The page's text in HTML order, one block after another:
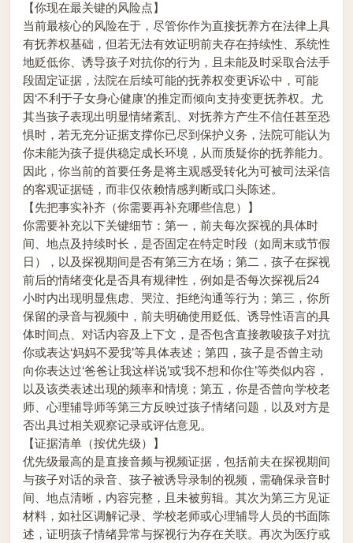
【你现在最关键的风险点】
当前最核心的风险在于，尽管你作为直接抚养方在法律上具
有抚养权基础，但若无法有效证明前夫存在持续性、系统性
地贬低你、诱导孩子对抗你的行为，且未能及时采取合法手
段固定证据，法院在后续可能的抚养权变更诉讼中，可能
因‘不利于子女身心健康’的推定而倾向支持变更抚养权。尤
其当孩子表现出明显情绪紊乱、对抚养方产生不信任甚至恐
惧时，若无充分证据支撑你已尽到保护义务，法院可能认为
你未能为孩子提供稳定成长环境，从而质疑你的抚养能力。
因此，你当前的首要任务是将主观感受转化为可被司法采信
的客观证据链，而非仅依赖情感判断或口头陈述。
【先把事实补齐（你需要再补充哪些信息）】
你需要补充以下关键细节：第一，前夫每次探视的具体时
间、地点及持续时长，是否固定在特定时段（如周末或节假
日），以及探视期间是否有第三方在场；第二，孩子在探视
前后的情绪变化是否具有规律性，例如是否每次探视后24
小时内出现明显焦虑、哭泣、拒绝沟通等行为；第三，你所
保留的录音与视频中，前夫明确使用贬低、诱导性语言的具
体时间点、对话内容及上下文，是否包含直接教唆孩子对抗
你或表达‘妈妈不爱我’等具体表述；第四，孩子是否曾主动
向你表达过‘爸爸让我这样说’或‘我不想和你住’等类似内容，
以及该类表述出现的频率和情境；第五，你是否曾向学校老
师、心理辅导师等第三方反映过孩子情绪问题，以及对方是
否出具过相关观察记录或评估意见。
【证据清单（按优先级）】
优先级最高的是直接音频与视频证据，包括前夫在探视期间
与孩子对话的录音、孩子被诱导录制的视频，需确保录音时
间、地点清晰，内容完整，且未被剪辑。其次为第三方见证
材料，如社区调解记录、学校老师或心理辅导人员的书面陈
述，证明孩子情绪异常与探视行为存在关联。再次为医疗或